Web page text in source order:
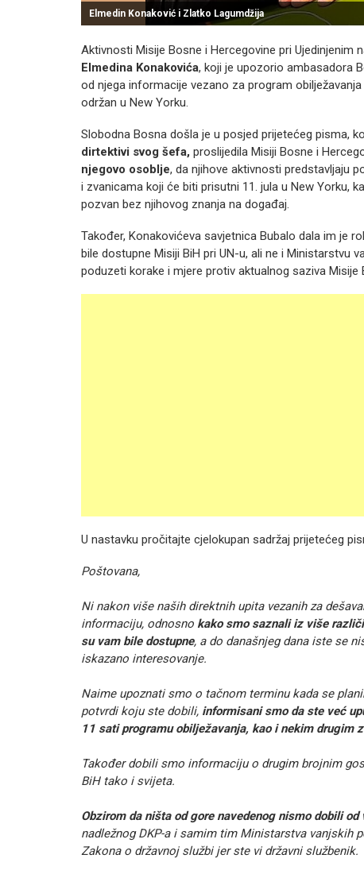
Elmedin Konaković i Zlatko Lagumdžija
Aktivnosti Misije Bosne i Hercegovine pri Ujedinjenim
Elmedina Konakovića, koji je upozorio ambasadora
od njega informacije vezano za program
održan u New Yorku.
Slobodna Bosna došla je u posjed prijetećeg pisma,
dirtektivi svog šefa, proslijedila Misiji Bosne i
njegovo osoblje, da njihove aktivnosti predstavljaju
i zvanicama koji će biti prisutni 11. jula u New Yorku,
pozvan bez njihovog znanja na događaj.
Također, Konakovićeva savjetnica Bubalo dala im je
bile dostupne Misiji BiH pri UN-u, ali ne i Ministarstvu
poduzeti korake i mjere protiv aktualnog saziva Misije
U nastavku pročitajte cjelokupan sadržaj prijetećeg
Poštovana,
Ni nakon više naših direktnih upita vezanih za
informaciju, odnosno kako smo saznali iz više
su vam bile dostupne, a do današnjeg dana iste se
iskazano interesovanje.
Naime upoznati smo o tačnom terminu kada se
potvrdi koju ste dobili, informisani smo da ste već
11 sati programu obilježavanja, kao i nekim drugim
Također dobili smo informaciju o drugim brojnim
BiH tako i svijeta.
Obzirom da ništa od gore navedenog nismo dobili
nadležnog DKP-a i samim tim Ministarstva vanjskih
Zakona o državnoj službi jer ste vi državni službenik.